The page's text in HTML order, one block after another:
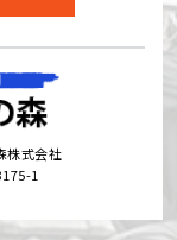
株式会社
1